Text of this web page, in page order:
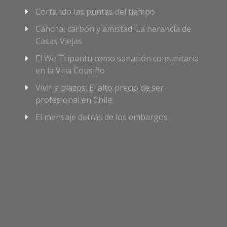
Cortando las puntas del tiempo
Cancha, carbón y amistad: La herencia de
Casas Viejas
El We Tripantu como sanación comunitaria
en la Villa Cousiño
Vivir a plazos: El alto precio de ser
profesional en Chile
El mensaje detrás de los embargos